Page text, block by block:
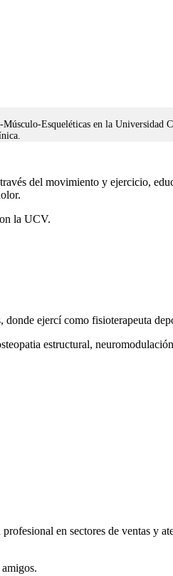
Esqueléticas en la Universidad
del movimiento y ejercicio,
la UCV.
ejercí como fisioterapeuta
estructural,
en sectores de ventas y